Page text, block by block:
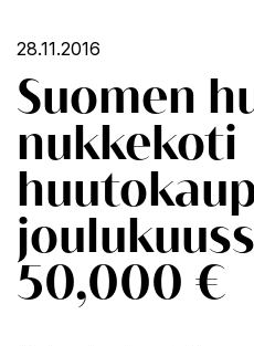
28.11.2016
Suomen
nukkekoti
50,000 €